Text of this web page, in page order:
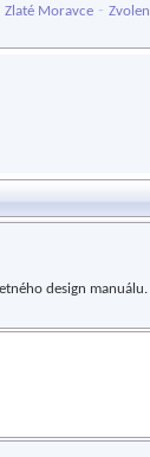
Zlaté Moravce - Zvolen
design manuálu.